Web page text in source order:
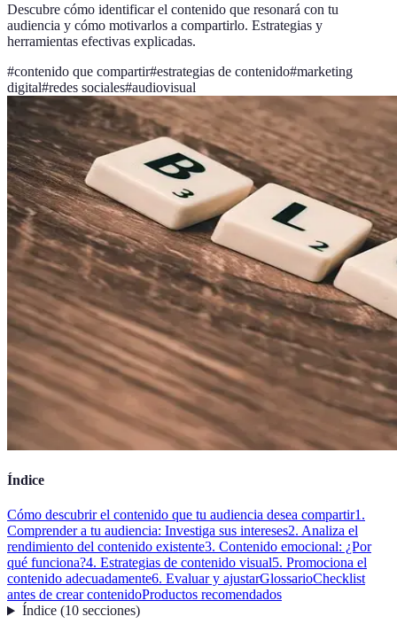
Descubre cómo identificar el contenido que resonará con tu
audiencia y cómo motivarlos a compartirlo. Estrategias y
herramientas efectivas explicadas.
#contenido que compartir#estrategias de contenido#marketing
digital#redes sociales#audiovisual
Índice
Cómo descubrir el contenido que tu audiencia desea compartir1.
Comprender a tu audiencia: Investiga sus intereses2. Analiza el
rendimiento del contenido existente3. Contenido emocional: ¿Por
qué funciona?4. Estrategias de contenido visual5. Promociona el
contenido adecuadamente6. Evaluar y ajustarGlossarioChecklist
antes de crear contenidoProductos recomendados
Índice(10 secciones)